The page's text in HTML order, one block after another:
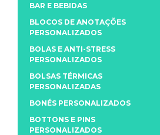
BAR E BEBIDAS
BLOCOS DE ANOTAÇÕES
PERSONALIZADOS
BOLAS E ANTI-STRESS
PERSONALIZADOS
BOLSAS TÉRMICAS
PERSONALIZADAS
BONÉS PERSONALIZADOS
BOTTONS E PINS
PERSONALIZADOS